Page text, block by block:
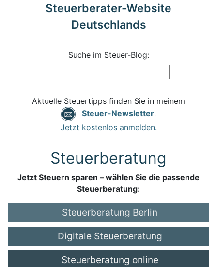
Steuerberater-Website
Deutschlands
Suche im Steuer-Blog:
Aktuelle Steuertipps finden Sie in meinem
Steuer-Newsletter.
Jetzt kostenlos anmelden.
Steuerberatung
Jetzt Steuern sparen – wählen Sie die passende
Steuerberatung:
Steuerberatung Berlin
Digitale Steuerberatung
Steuerberatung online